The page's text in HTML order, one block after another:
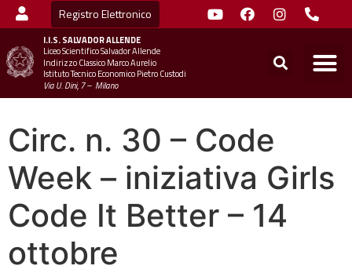
Registro Elettronico
I.I.S.SALVADOR ALLENDE
Liceo Scientifico Salvador Allende
Indirizzo Classico Marco Aurelio
Istituto Tecnico Economico Pietro Custodi
Via U. Dini, 7 – Milano
Circ. n. 30 – Code
Week – iniziativa Girls
Code It Better – 14
ottobre